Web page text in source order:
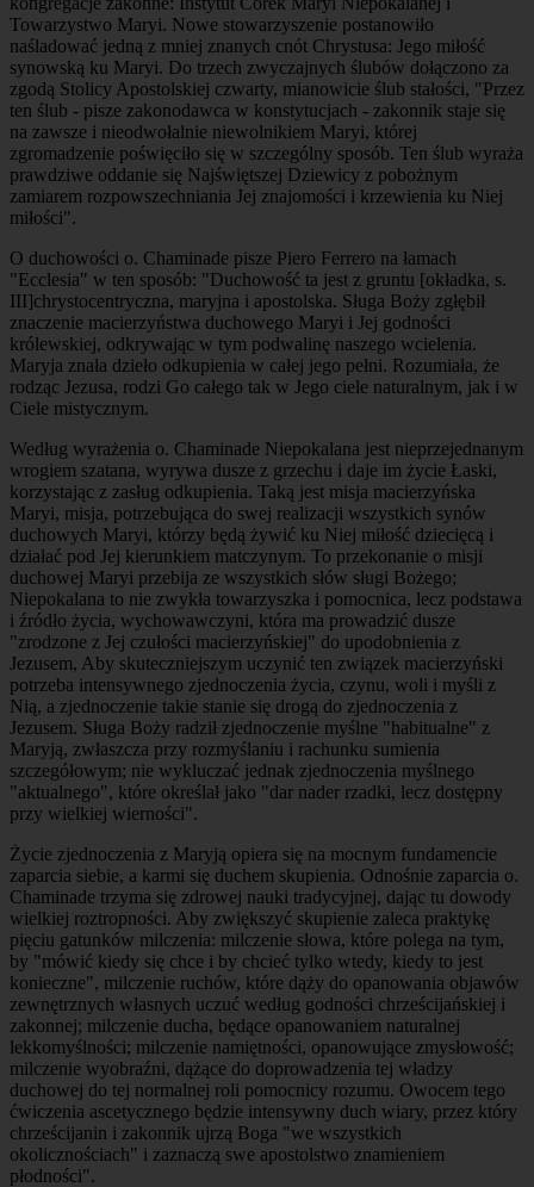
Towarzystwo Maryi. Nowe stowarzyszenie postanowiło
naśladować jedną z mniej znanych cnót Chrystusa: Jego miłość
synowską ku Maryi. Do trzech zwyczajnych ślubów dołączono za
zgodą Stolicy Apostolskiej czwarty, mianowicie ślub stałości, "Przez
ten ślub - pisze zakonodawca w konstytucjach - zakonnik staje się
na zawsze i nieodwołalnie niewolnikiem Maryi, której
zgromadzenie poświęciło się w szczególny sposób. Ten ślub wyraża
prawdziwe oddanie się Najświętszej Dziewicy z pobożnym
zamiarem rozpowszechniania Jej znajomości i krzewienia ku Niej
miłości".
O duchowości o. Chaminade pisze Piero Ferrero na łamach
"Ecclesia" w ten sposób: "Duchowość ta jest z gruntu [okładka, s.
III]chrystocentryczna, maryjna i apostolska. Sługa Boży zgłębił
znaczenie macierzyństwa duchowego Maryi i Jej godności
królewskiej, odkrywając w tym podwalinę naszego wcielenia.
Maryja znała dzieło odkupienia w całej jego pełni. Rozumiała, że
rodząc Jezusa, rodzi Go całego tak w Jego ciele naturalnym, jak i w
Ciele mistycznym.
Według wyrażenia o. Chaminade Niepokalana jest nieprzejednanym
wrogiem szatana, wyrywa dusze z grzechu i daje im życie Łaski,
korzystając z zasług odkupienia. Taką jest misja macierzyńska
Maryi, misja, potrzebująca do swej realizacji wszystkich synów
duchowych Maryi, którzy będą żywić ku Niej miłość dziecięcą i
działać pod Jej kierunkiem matczynym. To przekonanie o misji
duchowej Maryi przebija ze wszystkich słów sługi Bożego;
Niepokalana to nie zwykła towarzyszka i pomocnica, lecz podstawa
i źródło życia, wychowawczyni, która ma prowadzić dusze
"zrodzone z Jej czułości macierzyńskiej" do upodobnienia z
Jezusem, Aby skuteczniejszym uczynić ten związek macierzyński
potrzeba intensywnego zjednoczenia życia, czynu, woli i myśli z
Nią, a zjednoczenie takie stanie się drogą do zjednoczenia z
Jezusem. Sługa Boży radził zjednoczenie myślne "habitualne" z
Maryją, zwłaszcza przy rozmyślaniu i rachunku sumienia
szczegółowym; nie wykluczać jednak zjednoczenia myślnego
"aktualnego", które określał jako "dar nader rzadki, lecz dostępny
przy wielkiej wierności".
Życie zjednoczenia z Maryją opiera się na mocnym fundamencie
zaparcia siebie, a karmi się duchem skupienia. Odnośnie zaparcia o.
Chaminade trzyma się zdrowej nauki tradycyjnej, dając tu dowody
wielkiej roztropności. Aby zwiększyć skupienie zaleca praktykę
pięciu gatunków milczenia: milczenie słowa, które polega na tym,
by "mówić kiedy się chce i by chcieć tylko wtedy, kiedy to jest
konieczne", milczenie ruchów, które dąży do opanowania objawów
zewnętrznych własnych uczuć według godności chrześcijańskiej i
zakonnej; milczenie ducha, będące opanowaniem naturalnej
lekkomyślności; milczenie namiętności, opanowujące zmysłowość;
milczenie wyobraźni, dążące do doprowadzenia tej władzy
duchowej do tej normalnej roli pomocnicy rozumu. Owocem tego
ćwiczenia ascetycznego będzie intensywny duch wiary, przez który
chrześcijanin i zakonnik ujrzą Boga "we wszystkich
okolicznościach" i zaznaczą swe apostolstwo znamieniem
płodności".